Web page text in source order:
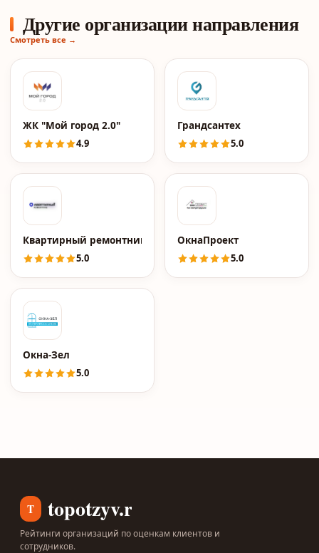
Другие организации направления
Смотреть все →
ЖК "Мой город 2.0"
4.9
Грандсантех
5.0
Квартирный ремонтник
5.0
ОкнаПроект
5.0
Окна-Зел
5.0
T topotzyv.ru
Рейтинги организаций по оценкам клиентов и
сотрудников.